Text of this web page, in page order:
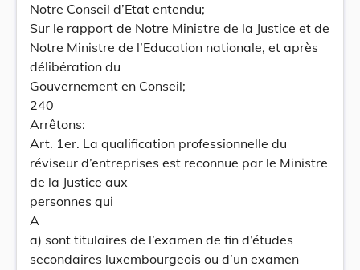
Notre Conseil d’Etat entendu;
Sur le rapport de Notre Ministre de la Justice et de
Notre Ministre de l’Education nationale, et après
délibération du
Gouvernement en Conseil;
240
Arrêtons:
Art. 1er. La qualification professionnelle du
réviseur d’entreprises est reconnue par le Ministre
de la Justice aux
personnes qui
A
a) sont titulaires de l’examen de fin d’études
secondaires luxembourgeois ou d’un examen